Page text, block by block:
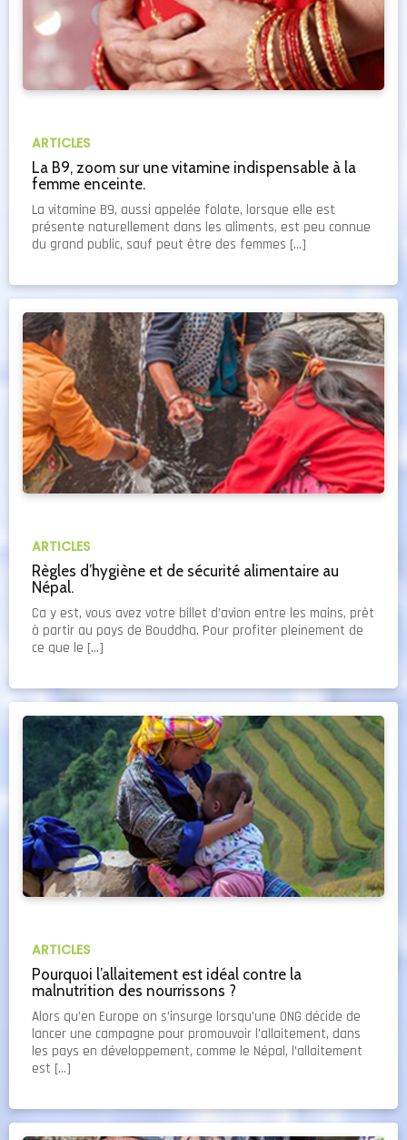
ARTICLES
La B9, zoom sur une vitamine indispensable à la
femme enceinte.
La vitamine B9, aussi appelée folate, lorsque elle est
présente naturellement dans les aliments, est peu connue
du grand public, sauf peut être des femmes […]
ARTICLES
Règles d’hygiène et de sécurité alimentaire au
Népal.
Ca y est, vous avez votre billet d’avion entre les mains, prêt
à partir au pays de Bouddha. Pour profiter pleinement de
ce que le […]
ARTICLES
Pourquoi l’allaitement est idéal contre la
malnutrition des nourrissons ?
Alors qu’en Europe on s’insurge lorsqu’une ONG décide de
lancer une campagne pour promouvoir l’allaitement, dans
les pays en développement, comme le Népal, l’allaitement
est […]